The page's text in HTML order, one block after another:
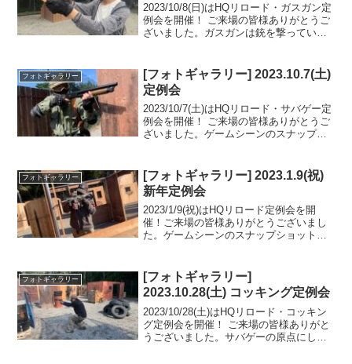
2023/10/8(日)はHQリロード・ガスガン定
例会を開催！ ご来場の皆様ありがとうご
ざいました。ガスガンは銃を撃っている
ギャラリーにUPしましたのでご覧くださ
い。ま...
フォトギャラリー
[フォトギャラリー] 2023.10.7(土)
定例会
2023/10/7(土)はHQリロード・サバゲー定
例会を開催！ ご来場の皆様ありがとうご
ざいました。ゲームシーンのスナップシ
お待ちしております。フォトアルバムを
みる(...
フォトギャラリー
[フォトギャラリー] 2023.1.9(祝)
新年定例会
2023/1/9(祝)はHQリロード定例会を開
催！ご来場の皆様ありがとうございまし
た。ゲームシーンのスナップショットを
ております。フォトアルバムをみる
(Google ...
フォトギャラリー
[フォトギャラリー]
2023.10.28(土) コッキング定例会
2023/10/28(土)はHQリロード・コッキン
グ定例会を開催！ ご来場の皆様ありがと
うございました。サバゲーの原点にして